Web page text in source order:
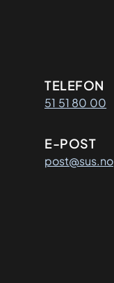
TELEFON
51 51 80 00
E-POST
post@sus.no